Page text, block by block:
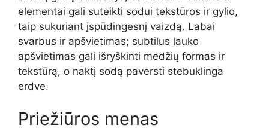
elementai gali suteikti sodui tekstūros ir gylio,
taip sukuriant įspūdingesnį vaizdą. Labai
svarbus ir apšvietimas; subtilus lauko
apšvietimas gali išryškinti medžių formas ir
tekstūrą, o naktį sodą paversti stebuklinga
erdve.
Priežiūros menas